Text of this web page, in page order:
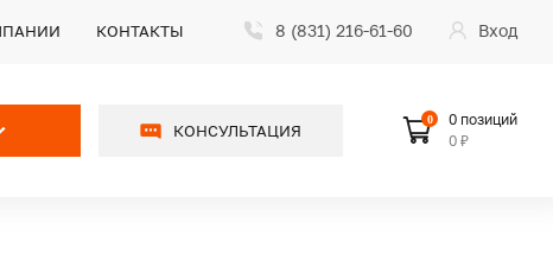
КОНТАКТЫ 8 (831) 216-61-60 Вход
КОНСУЛЬТАЦИЯ
0
0 позиций
0 ₽